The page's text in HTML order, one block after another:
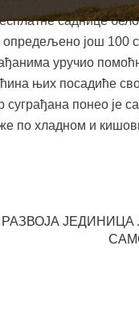
саднице
опредељено још 100
уручио
њих посадиће
понео је
по хладном и
ЈЕДИНИЦА